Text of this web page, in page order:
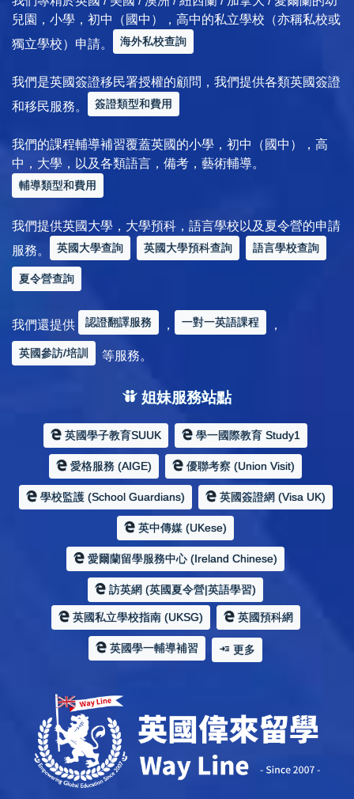
兒園，小學，初中（國中），高中的私立學校（亦稱私校或
獨立學校）申請。
海外私校查詢
我們是英國簽證移民署授權的顧問，我們提供各類英國簽證
和移民服務。
簽證類型和費用
我們的課程輔導補習覆蓋英國的小學，初中（國中），高
中，大學，以及各類語言，備考，藝術輔導。
輔導類型和費用
我們提供英國大學，大學預科，語言學校以及夏令營的申請
服務。
英國大學查詢 英國大學預科查詢 語言學校查詢
夏令營查詢
我們還提供 認證翻譯服務 ， 一對一英語課程 ，
英國參訪/培訓 等服務。
姐妹服務站點
英國學子教育SUUK 學一國際教育 Study1
愛格服務 (AIGE) 優聯考察 (Union Visit)
學校監護 (School Guardians) 英國簽證網 (Visa UK)
英中傳媒 (UKese)
愛爾蘭留學服務中心 (Ireland Chinese)
訪英網 (英國夏令營|英語學習)
英國私立學校指南 (UKSG) 英國預科網
英國學一輔導補習 更多